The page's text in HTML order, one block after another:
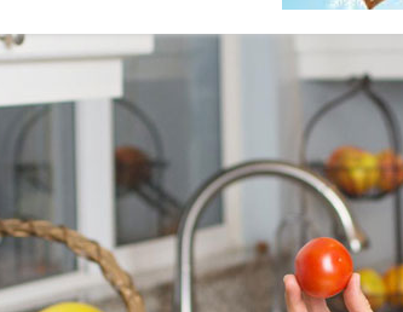
的表演除了美女與野獸、
Tangled、魔雪奇緣、灰姑娘
外，還有全新上場的 Moana
團隊，是許多小朋友的至愛
呢！小記者 Amber 興奮參加